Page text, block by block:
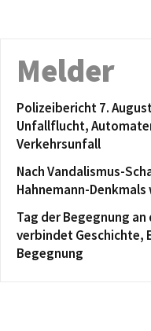
Melder
Polizeibericht 7.
Unfallflucht,
Verkehrsunfall
Nach Vandalismus-
Hahnemann-
Tag der Begegnung
verbindet Geschichte,
Begegnung